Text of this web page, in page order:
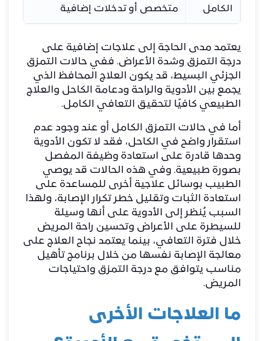
الكامل
متخصص أو تدخلات إضافية
يعتمد مدى الحاجة إلى علاجات إضافية على
درجة التمزق وشدة الأعراض. ففي حالات التمزق
الجزئي البسيط، قد يكون العلاج المحافظ الذي
يجمع بين الأدوية والراحة ودعامة الكاحل والعلاج
الطبيعي كافيًا لتحقيق التعافي الكامل.
أما في حالات التمزق الكامل أو عند وجود عدم
استقرار واضح في الكاحل، فقد لا تكون الأدوية
وحدها قادرة على استعادة وظيفة المفصل
بصورة طبيعية. وفي هذه الحالات قد يوصي
الطبيب بوسائل علاجية أخرى للمساعدة على
استعادة الثبات وتقليل خطر تكرار الإصابة، ولهذا
السبب يُنظر إلى الأدوية على أنها وسيلة
للسيطرة على الأعراض وتحسين راحة المريض
خلال فترة التعافي، بينما يعتمد نجاح العلاج على
معالجة الإصابة نفسها من خلال برنامج تأهيل
مناسب يتوافق مع درجة التمزق واحتياجات
المريض.
ما العلاجات الأخرى